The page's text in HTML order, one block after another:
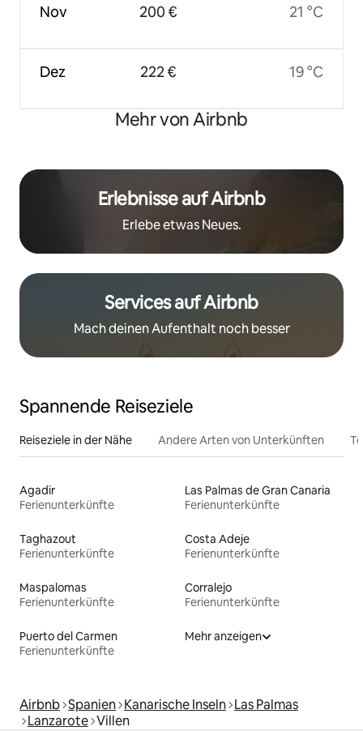
Nov
Dez
200 €
222 €
21 °C
19 °C
Mehr von Airbnb
Erlebnisse auf Airbnb
Erlebe etwas Neues.
Services auf Airbnb
Mach deinen Aufenthalt noch besser
Spannende Reiseziele
Reiseziele in der Nähe Andere Arten von Unterkünften
Agadir
Ferienunterkünfte
Las Palmas de Gran Canaria
Ferienunterkünfte
Taghazout
Ferienunterkünfte
Costa Adeje
Ferienunterkünfte
Maspalomas
Ferienunterkünfte
Corralejo
Ferienunterkünfte
Puerto del Carmen
Ferienunterkünfte
Mehr anzeigen
Airbnb Spanien Kanarische Inseln Las Palmas
Lanzarote Villen